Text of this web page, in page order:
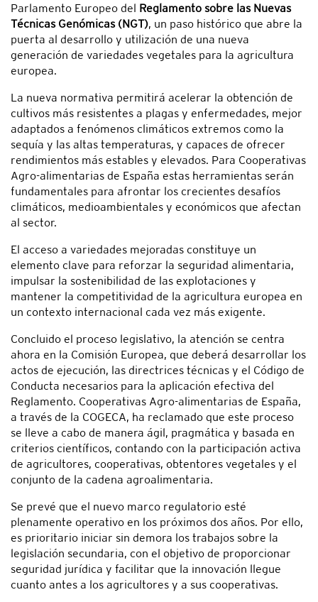
Parlamento Europeo del Reglamento sobre las Nuevas
Técnicas Genómicas (NGT), un paso histórico que abre la
puerta al desarrollo y utilización de una nueva
generación de variedades vegetales para la agricultura
europea.
La nueva normativa permitirá acelerar la obtención de
cultivos más resistentes a plagas y enfermedades, mejor
adaptados a fenómenos climáticos extremos como la
sequía y las altas temperaturas, y capaces de ofrecer
rendimientos más estables y elevados. Para Cooperativas
Agro-alimentarias de España estas herramientas serán
fundamentales para afrontar los crecientes desafíos
climáticos, medioambientales y económicos que afectan
al sector.
El acceso a variedades mejoradas constituye un
elemento clave para reforzar la seguridad alimentaria,
impulsar la sostenibilidad de las explotaciones y
mantener la competitividad de la agricultura europea en
un contexto internacional cada vez más exigente.
Concluido el proceso legislativo, la atención se centra
ahora en la Comisión Europea, que deberá desarrollar los
actos de ejecución, las directrices técnicas y el Código de
Conducta necesarios para la aplicación efectiva del
Reglamento. Cooperativas Agro-alimentarias de España,
a través de la COGECA, ha reclamado que este proceso
se lleve a cabo de manera ágil, pragmática y basada en
criterios científicos, contando con la participación activa
de agricultores, cooperativas, obtentores vegetales y el
conjunto de la cadena agroalimentaria.
Se prevé que el nuevo marco regulatorio esté
plenamente operativo en los próximos dos años. Por ello,
es prioritario iniciar sin demora los trabajos sobre la
legislación secundaria, con el objetivo de proporcionar
seguridad jurídica y facilitar que la innovación llegue
cuanto antes a los agricultores y a sus cooperativas.